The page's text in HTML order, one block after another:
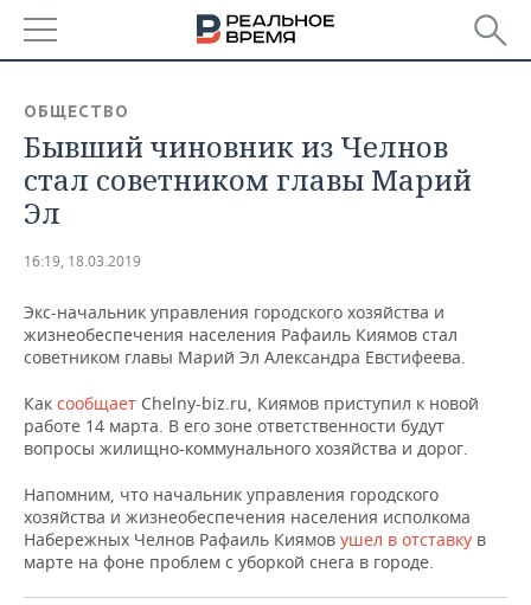
БАШКОРТОСТАН
ТАТАРСТАН
НОВОСТИ
АНАЛИТИКА
ДЕКЛАРАЦИИ О ДОХОДАХ
КОРОЛИ ГОСЗАКАЗА ПФО
ВУЗЫ ТАТАРСТАНА
КОМУ ПРИНАДЛЕЖАТ
ТОРГОВЫЕ ЦЕНТРЫ
ТАТАРСТАНА
НОВОСТИ ЭКОНОМИКИ
ФИНАНСЫ
БАНКИ
БЮДЖЕТ
ИНВЕСТИЦИИ
ПРОМЫШЛЕННОСТЬ
НОВОСТИ
ПРОМЫШЛЕННОСТИ
АГРОПРОМ
МАШИНОСТРОЕНИЕ
НЕФТЕХИМИЯ
НЕФТЬ
НЕДВИЖИМОСТЬ
НОВОСТИ НЕДВИЖИМОСТИ
АВТО
НОВОСТИ АВТО
НОВОСТИ БИЗНЕСА
РОЗНИЧНАЯ ТОРГОВЛЯ
ТЕХНОЛОГИИ
НОВОСТИ ТЕХНОЛОГИЙ
МЕРОПРИЯТИЯ
ОБЩЕСТВО
Бывший чиновник из Челнов
стал советником главы Марий
Эл
16:19, 18.03.2019
Экс-начальник управления городского хозяйства и
жизнеобеспечения населения Рафаиль Киямов стал
советником главы Марий Эл Александра Евстифеева.
Как сообщает Chelny-biz.ru, Киямов приступил к новой
работе 14 марта. В его зоне ответственности будут
вопросы жилищно-коммунального хозяйства и дорог.
Напомним, что начальник управления городского
хозяйства и жизнеобеспечения населения исполкома
Набережных Челнов Рафаиль Киямов ушел в отставку в
марте на фоне проблем с уборкой снега в городе.